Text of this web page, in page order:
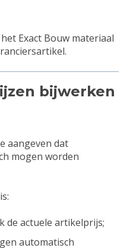
Exact Bouw materiaal
bijwerken
aangeven dat
mogen worden
de actuele artikelprijs;
automatisch